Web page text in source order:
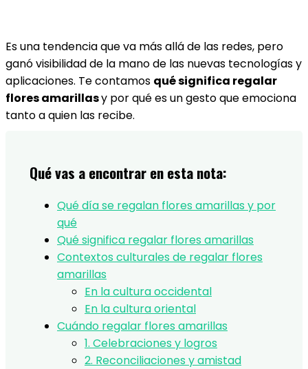
Es una tendencia que va más allá de las redes, pero
ganó visibilidad de la mano de las nuevas tecnologías y
aplicaciones. Te contamos qué significa regalar
flores amarillasy por qué es un gesto que emociona
tanto a quien las recibe.
Qué vas a encontrar en esta nota:
Qué día se regalan flores amarillas y por
qué
Qué significa regalar flores amarillas
Contextos culturales de regalar flores
amarillas
En la cultura occidental
En la cultura oriental
Cuándo regalar flores amarillas
1. Celebraciones y logros
2. Reconciliaciones y amistad